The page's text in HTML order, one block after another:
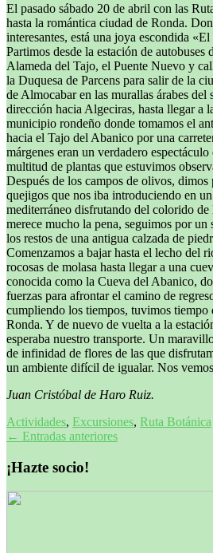
El pasado sábado 20 de abril con las
hasta la romántica ciudad de Ronda.
interesantes, está una joya escondida
Partimos desde la estación de autobuses
Alameda del Tajo, el Puente Nuevo y
la Duquesa de Parcens para salir de la
de Almocabar en las murallas árabes
dirección hacia Algeciras, hasta llegar a
municipio rondeño donde tomamos el
hacia el Tajo del Abanico por una
márgenes eran un verdadero
multitud de plantas que estuvimos
Después de los campos de olivos, dimos
quejigos que nos iba introduciendo en
mediterráneo disfrutando del colorido de
merece mucho la pena, seguimos por un
los restos de una antigua calzada de
Comenzamos a bajar hasta el lecho del
rocosas de molasa hasta llegar a una
conocida como la Cueva del Abanico,
fuerzas para afrontar el camino de
cumpliendo los tiempos, tuvimos
Ronda. Y de nuevo de vuelta a la
esperaba nuestro transporte. Un
de infinidad de flores de las que
un ambiente difícil de igualar. Nos
Juan Cristóbal de Haro Ruiz.
Actividades, Excursiones, Ruta Botánica
Navegación
entradas
← Entradas anteriores
¡Hazte socio!